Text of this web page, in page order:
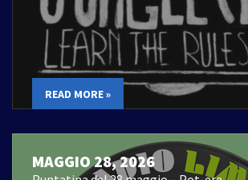
READ MORE »
MAGGIO 28, 2026